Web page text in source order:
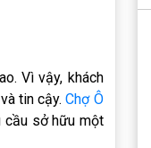
Vì vậy, khách
tin cậy.Chợ Ô
cầu sở hữu một